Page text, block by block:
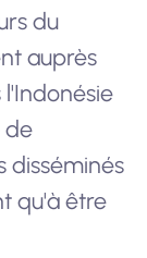
du
auprès
de
disséminés
qu'à être